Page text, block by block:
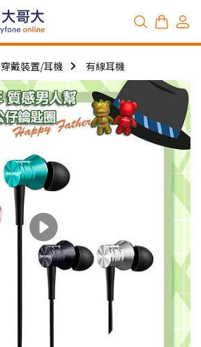
穿戴裝置/耳機 有線耳機